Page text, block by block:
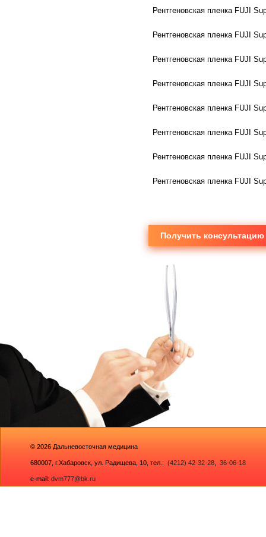
Рентгеновская пленка FUJI
Рентгеновская пленка FUJI
Рентгеновская пленка FUJI
Рентгеновская пленка FUJI
Рентгеновская пленка FUJI
Рентгеновская пленка FUJI
Рентгеновская пленка FUJI
Рентгеновская пленка FUJI
Получить консультацию
© 2026 Дальневосточная медицина
680007, г.Хабаровск, ул. Радищева, 10 , тел.: (4212) 42-32-28 36-06-18
e-mail: dvm777@bk.ru